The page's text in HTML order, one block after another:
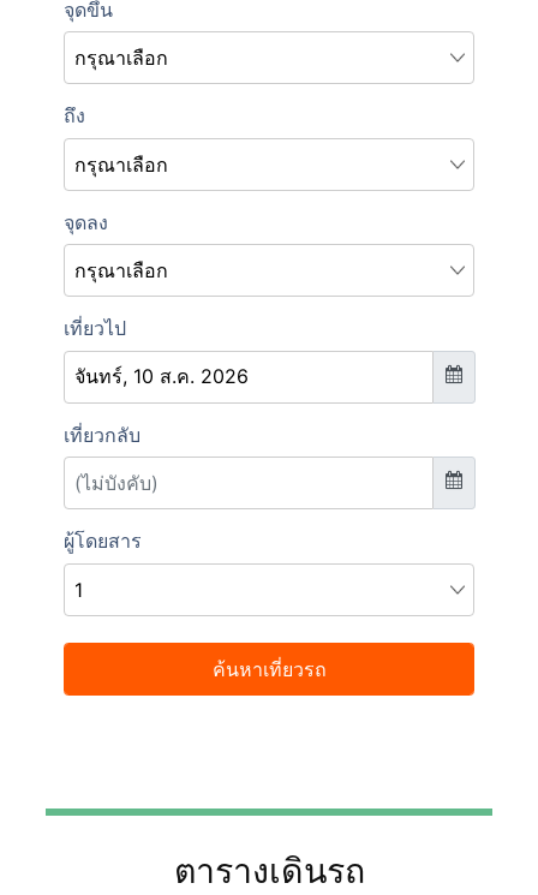
ตารางเดินรถ